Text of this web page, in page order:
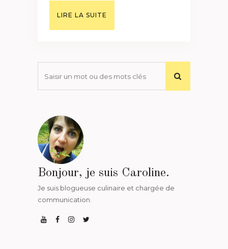
LIRE LA SUITE
Bonjour, je suis Caroline.
Je suis blogueuse culinaire et chargée de
communication.